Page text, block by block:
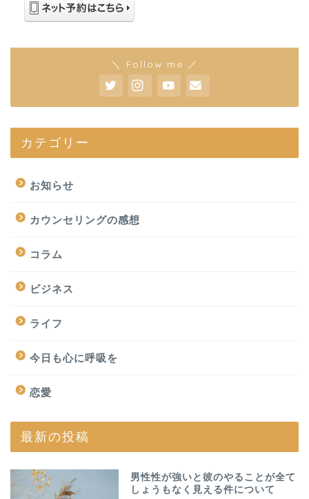
＼ Follow me ／
カテゴリー
お知らせ
カウンセリングの感想
コラム
ビジネス
ライフ
今日も心に呼吸を
恋愛
最新の投稿
男性性が強いと彼のやることが全て
しょうもなく見える件について